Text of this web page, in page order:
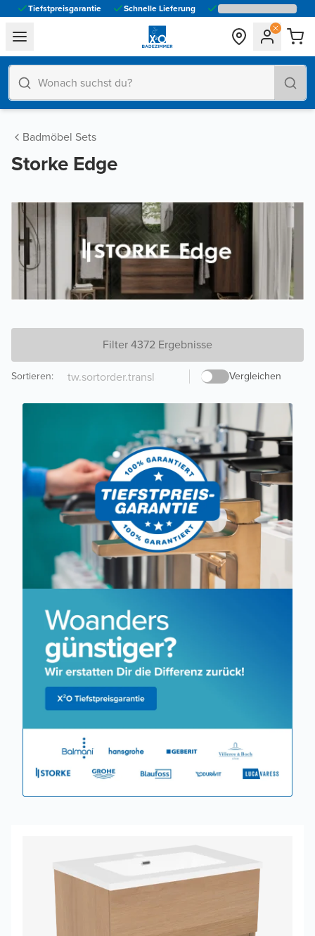
Tiefstpreisgarantie Schnelle Lieferung
general.navigation.toggle_menu.label
Badmöbel Sets
Storke Edge
Filter 4372 Ergebnisse
Vergleichen
Sortieren: